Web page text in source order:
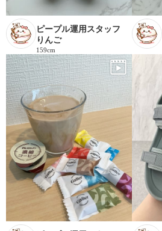
ピープル運用スタッフ
りんご
159cm